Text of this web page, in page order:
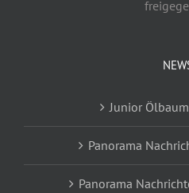
Junior
Panorama
Panorama